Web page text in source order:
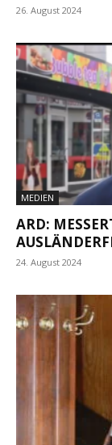
26. August 2024
MEDIEN
ARD:
24. August 2024